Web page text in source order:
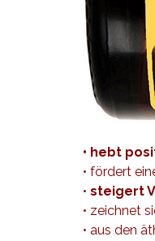
• hebt
• fördert
• steigert
• zeichnet
• aus den